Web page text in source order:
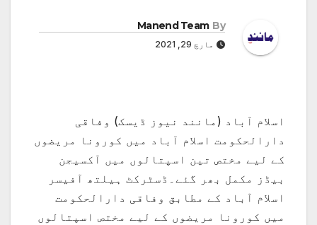
By
Manend Team
مارچ 29, 2021
اسلام آباد (مانند نیوز ڈیسک) وفاقی
دارالحکومت اسلام آباد میں کورونا مریضوں
کے لیے مختص تین اسپتالوں میں آکسیجن
بیڈز مکمل بھر گئے۔ڈسٹرکٹ ہیلتھ آفیسر
اسلام آباد کے مطابق وفاقی دارالحکومت
میں کورونا مریضوں کے لیے مختص اسپتالوں